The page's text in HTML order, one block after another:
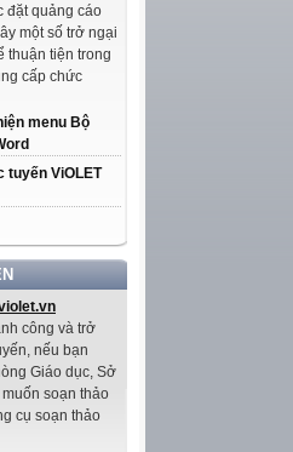
đặt quảng cáo
một số trở ngại
thuận tiện trong
cấp chức
menu Bộ
tuyến ViOLET
công và trở
nếu bạn
Giáo dục, Sở
soạn thảo
cụ soạn thảo